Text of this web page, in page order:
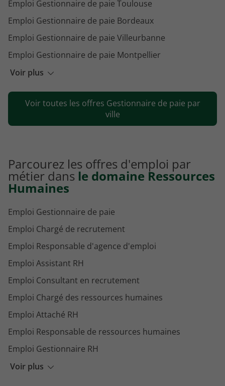
Voir plus
Emploi Gestionnaire de paie Toulouse
Emploi Gestionnaire de paie Bordeaux
Emploi Gestionnaire de paie Villeurbanne
Emploi Gestionnaire de paie Montpellier
Emploi Gestionnaire de paie Strasbourg
Emploi Gestionnaire de paie Clermont-Ferrand
Emploi Gestionnaire de paie Angers
Voir toutes les offres Gestionnaire de paie par
ville
Parcourez les offres d'emploi par
métier dans le domaine Ressources
Humaines
Voir plus
Emploi Gestionnaire de paie
Emploi Chargé de recrutement
Emploi Responsable d'agence d'emploi
Emploi Assistant RH
Emploi Consultant en recrutement
Emploi Chargé des ressources humaines
Emploi Attaché RH
Emploi Responsable de ressources humaines
Emploi Gestionnaire RH
Emploi Recruteur